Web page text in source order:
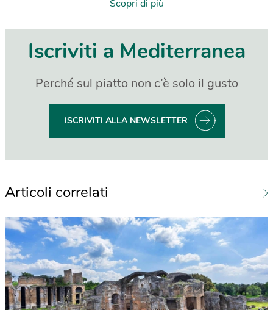
Scopri di più
Iscriviti a Mediterranea
Perché sul piatto non c’è solo il gusto
ISCRIVITI ALLA NEWSLETTER
Articoli correlati